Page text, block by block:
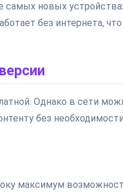
самых новых
без интернета,
Однако в сети
без
максимум